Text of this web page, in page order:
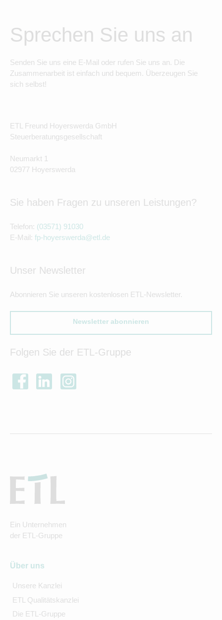
Sprechen Sie uns an
Senden Sie uns eine E-Mail oder rufen Sie uns an. Die
Zusammenarbeit ist einfach und bequem. Überzeugen Sie
sich selbst!
ETL Freund Hoyerswerda GmbH
Steuerberatungsgesellschaft
Neumarkt 1
02977 Hoyerswerda
Sie haben Fragen zu unseren Leistungen?
Telefon: (03571) 91030
E-Mail: fp-hoyerswerda@etl.de
Unser Newsletter
Abonnieren Sie unseren kostenlosen ETL-Newsletter.
Newsletter abonnieren
Folgen Sie der ETL-Gruppe
Ein Unternehmen
der ETL-Gruppe
Über uns
Unsere Kanzlei
ETL Qualitätskanzlei
Die ETL-Gruppe